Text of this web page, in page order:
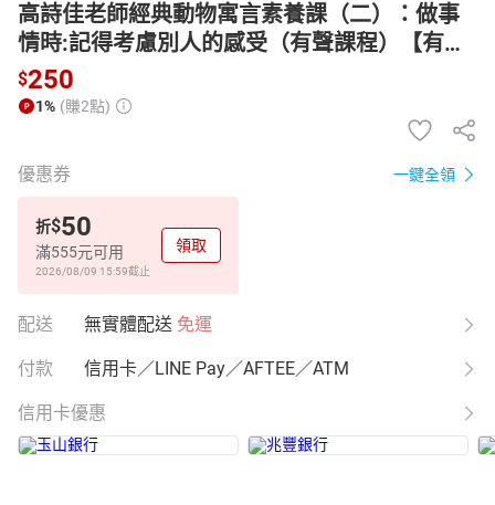
高詩佳老師經典動物寓言素養課（二）：做事
情時:記得考慮別人的感受（有聲課程）【有聲
書】
$250
1% (賺2點)
優惠券 一鍵全領
折$50
滿555元可用
2026/08/09 15:59截止
領取
配送 無實體配送 免運
付款 信用卡／LINE Pay／AFTEE／ATM
信用卡優惠